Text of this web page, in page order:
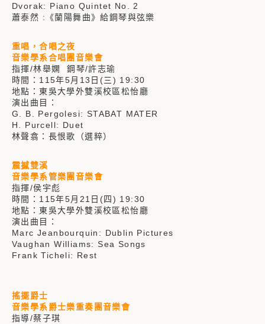
Dvorak: Piano Quintet No. 2
蕭泰然 :《蘭陽舞曲》給鋼琴與弦樂
重唱，合唱之夜
音樂學系合唱團音樂會
指揮/林舉嫻 鋼琴/許志瑜
時間：115年5月13日(三) 19:30
地點：東吳大學外雙溪校區松怡廳
演出曲目：
G. B. Pergolesi: STABAT MATER
H. Purcell: Duet
林聲翕：長恨歌（選粹）
震撼雙溪
音樂學系管樂團音樂會
指揮/侯宇彪
時間：115年5月21日(四) 19:30
地點：東吳大學外雙溪校區松怡廳
演出曲目：
Marc Jeanbourquin: Dublin Pictures
Vaughan Williams: Sea Songs
Frank Ticheli: Rest
搖擺爵士
音樂學系爵士樂重奏團音樂會
指導/蔡子琪